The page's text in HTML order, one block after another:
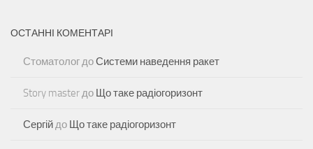
ОСТАННІ КОМЕНТАРІ
СтоматологдоСистеми наведення ракет
Story masterдо Що таке радіогоризонт
Сергійдо Що таке радіогоризонт